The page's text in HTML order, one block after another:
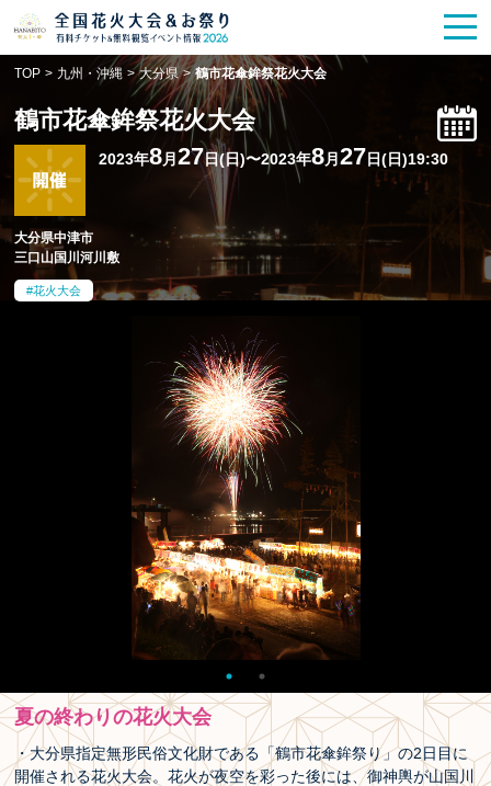
花火大会
HANABITOの道
有料観覧席販売一覧
ポスター一覧
SPICEレポート記事
TOP
TOP > 九州・沖縄 > 大分県 > 鶴市花傘鉾祭花火大会
鶴市花傘鉾祭花火大会
2023年8月 27日(日)〜2023年8月 27 日(日)19:30
大分県中津市
三口山国川河川敷
花火大会
夏の終わりの花火大会
・大分県指定無形民俗文化財である「鶴市花傘鉾祭り」の2日目に
開催される花火大会。花火が夜空を彩った後には、御神輿が山国川